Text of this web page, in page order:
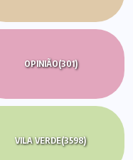
OPINIÃO(301)
VILA VERDE(3598)